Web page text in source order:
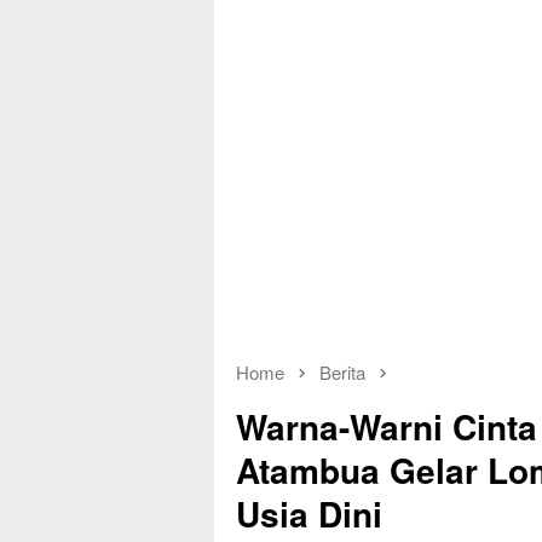
Home Berita
Warna-Warni
Atambua Gelar
Usia Dini